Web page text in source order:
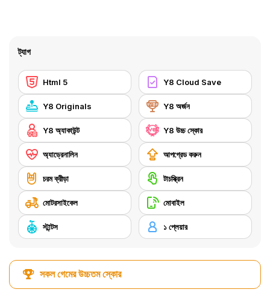
ট্যাগ
Html 5 Y8 Cloud Save
Y8 Originals Y8 অর্জন
Y8 অ্যাকাউন্ট Y8 উচ্চ স্কোর
অ্যাড্রেনালিন আপগ্রেড করুন
চরম ক্রীড়া টাচস্ক্রিন
মোটরসাইকেল মোবাইল
স্টান্টস ১ প্লেয়ার
সকল গেমের উচ্চতম স্কোর